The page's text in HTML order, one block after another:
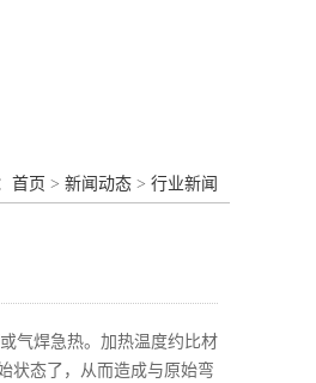
首页 > 新闻动态 > 行业新闻
气焊急热。加热温度约比材
状态了，从而造成与原始弯